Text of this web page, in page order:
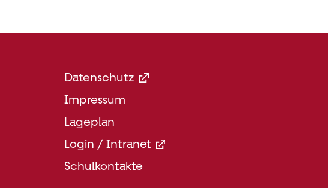
Footer
Menü
Rechts
Datenschutz
Impressum
Lageplan
Login / Intranet
Schulkontakte